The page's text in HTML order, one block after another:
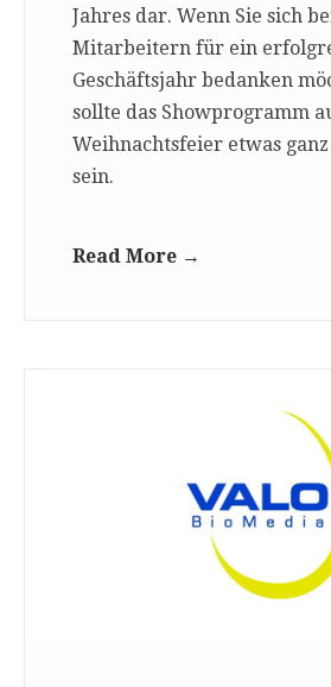
Jahres dar. Wenn Sie sich
Mitarbeitern für ein
Geschäftsjahr bedanken
sollte das Showprogramm
Weihnachtsfeier etwas
sein.
Read More →